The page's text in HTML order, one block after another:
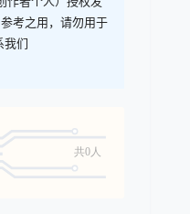
考之用，请勿用于
我们
共0人